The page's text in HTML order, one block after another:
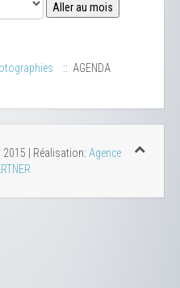
Aller au mois
:: AGENDA
| Réalisation: Agence